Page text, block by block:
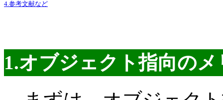
4.参考文献など
1.オブジェクト指向の